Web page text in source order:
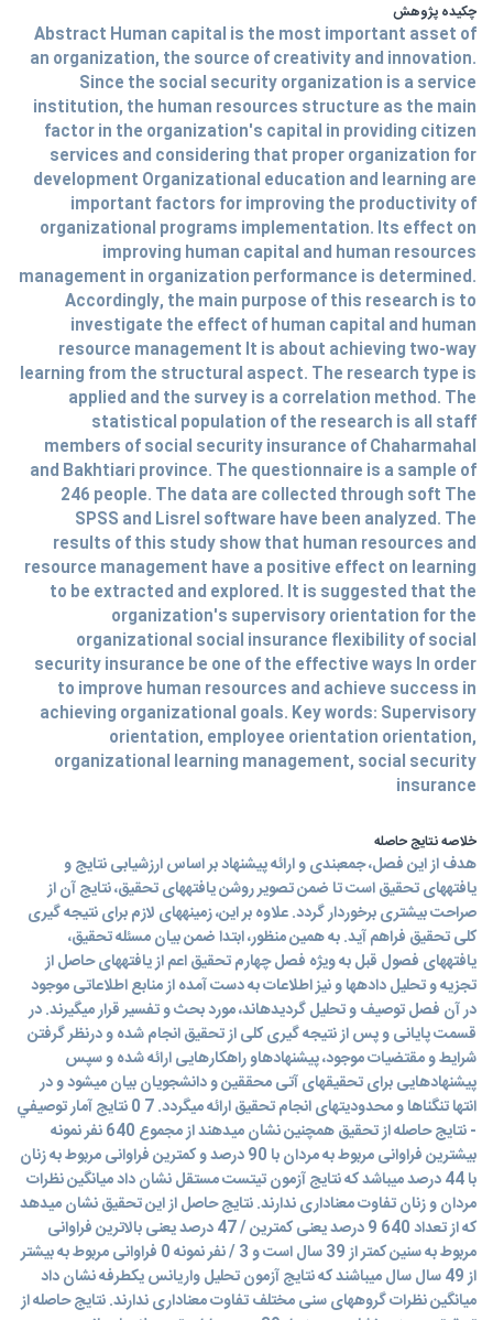
چکیده پژوهش
Abstract Human capital is the most important asset of
an organization, the source of creativity and innovation.
Since the social security organization is a service
institution, the human resources structure as the main
factor in the organization's capital in providing citizen
services and considering that proper organization for
development Organizational education and learning are
important factors for improving the productivity of
organizational programs implementation. Its effect on
improving human capital and human resources
management in organization performance is determined.
Accordingly, the main purpose of this research is to
investigate the effect of human capital and human
resource management It is about achieving two-way
learning from the structural aspect. The research type is
applied and the survey is a correlation method. The
statistical population of the research is all staff
members of social security insurance of Chaharmahal
and Bakhtiari province. The questionnaire is a sample of
246 people. The data are collected through soft The
SPSS and Lisrel software have been analyzed. The
results of this study show that human resources and
resource management have a positive effect on learning
to be extracted and explored. It is suggested that the
organization's supervisory orientation for the
organizational social insurance flexibility of social
security insurance be one of the effective ways In order
to improve human resources and achieve success in
achieving organizational goals. Key words: Supervisory
orientation, employee orientation orientation,
organizational learning management, social security
insurance
خلاصه نتایج حاصله
هدف از این فصل، جمعبندی و ارائه پيشنهاد بر اساس ارزشيابی نتایج و
یافتههای تحقيق است تا ضمن تصویر روشن یافتههای تحقيق، نتایج آن از
صراحت بيشتری برخوردار گردد. علاوه بر این، زمينههای لازم برای نتيجه گيری
کلی تحقيق فراهم آید. به همين منظور، ابتدا ضمن بيان مسئله تحقيق،
یافتههای فصول قبل به ویژه فصل چهارم تحقيق اعم از یافتههای حاصل از
تجزیه و تحليل دادهها و نيز اطلاعات به دست آمده از منابع اطلاعاتی موجود
در آن فصل توصيف و تحليل گردیدهاند، مورد بحث و تفسير قرار میگيرند. در
قسمت پایانی و پس از نتيجه گيری کلی از تحقيق انجام شده و درنظر گرفتن
شرایط و مقتضيات موجود، پيشنهادهاو راهکارهایی ارائه شده و سپس
پيشنهادهایی برای تحقيقهای آتی محققين و دانشجویان بيان میشود و در
انتها تنگناها و محدودیتهای انجام تحقيق ارائه میگردد. 7 0 نتايج آمار توصيفي
- نتایج حاصله از تحقيق همچنين نشان میدهند از مجموع 640 نفر نمونه
بيشترین فراوانی مربوط به مردان با 90 درصد و کمترین فراوانی مربوط به زنان
با 44 درصد میباشد که نتایج آزمون تیتست مستقل نشان داد ميانگين نظرات
مردان و زنان تفاوت معناداری ندارند. نتایج حاصل از این تحقيق نشان میدهد
که از تعداد 640 9 درصد یعنی کمترین / 47 درصد یعنی بالاترین فراوانی
مربوط به سنين کمتر از 39 سال است و 3 / نفر نمونه 0 فراوانی مربوط به بيشتر
از 49 سال سال میباشند که نتایج آزمون تحليل واریانس یکطرفه نشان داد
ميانگين نظرات گروههای سنی مختلف تفاوت معناداری ندارند. نتایج حاصله از